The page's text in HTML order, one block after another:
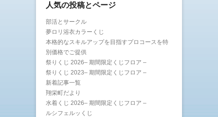
人気の投稿とページ
部活とサークル
夢ロリ浴衣カラーくじ
本格的なスキルアップを目指すプロコースを特
別価格でご提供
祭りくじ 2026– 期間限定くじフロア –
祭りくじ 2023– 期間限定くじフロア –
新着記事一覧
翔栄町だより
水着くじ 2026– 期間限定くじフロア –
ルシフェルッくじ